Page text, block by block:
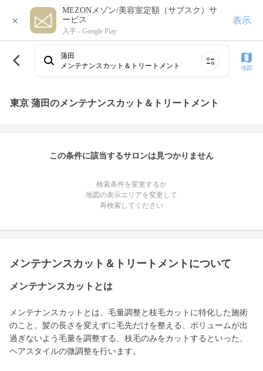
×
MEZONメゾン/美容室定額（サブスク）サ
ービス
入手 - Google Play
表示
蒲田
メンテナンスカット＆トリートメント
地図
東京 蒲田のメンテナンスカット＆トリートメント
この条件に該当するサロンは見つかりません
検索条件を変更するか
地図の表示エリアを変更して
再検索してください
メンテナンスカット＆トリートメントについて
メンテナンスカットとは
メンテナンスカットとは、毛量調整と枝毛カットに特化した施術
のこと。髪の長さを変えずに毛先だけを整える、ボリュームが出
過ぎないよう毛量を調整する、枝毛のみをカットするといった、
ヘアスタイルの微調整を行います。